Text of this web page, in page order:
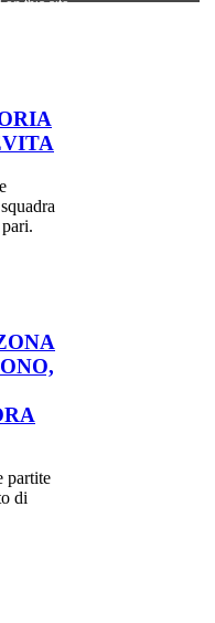
partite
di